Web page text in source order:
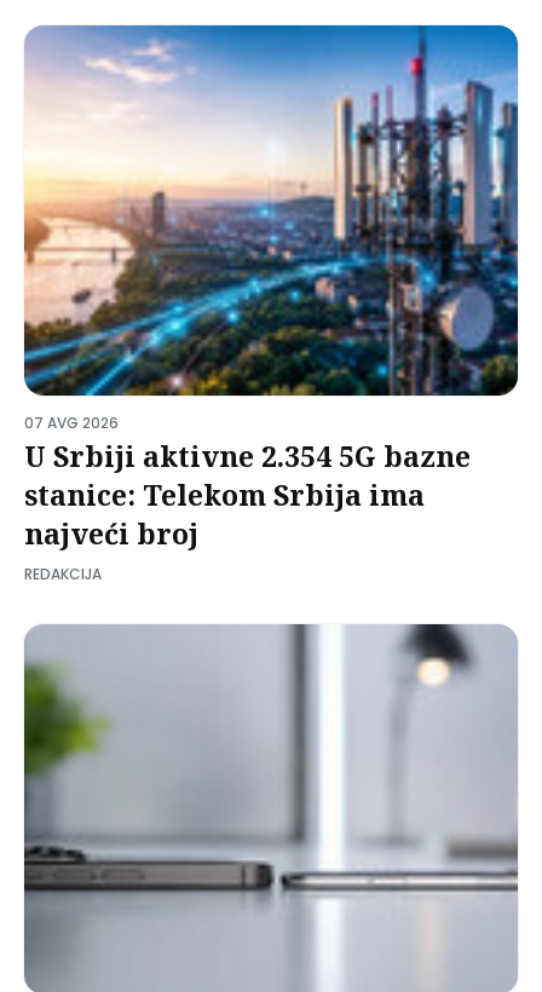
07 AVG 2026
U Srbiji aktivne 2.354 5G bazne
stanice: Telekom Srbija ima
najveći broj
REDAKCIJA